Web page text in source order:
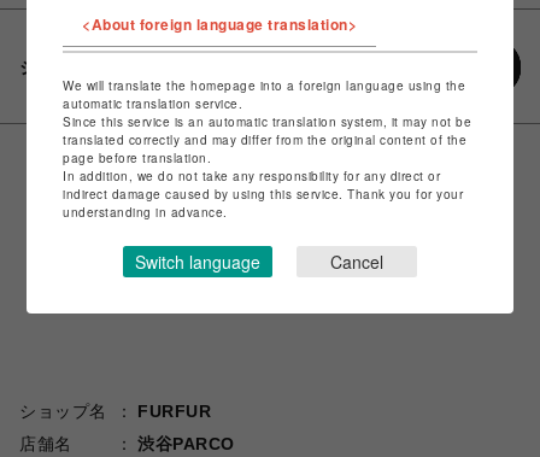
シェアする
ショップ名
FURFUR
店舗名
渋谷PARCO
<About foreign language translation>
We will translate the homepage into a foreign language using the
automatic translation service.
Since this service is an automatic translation system, it may not be
translated correctly and may differ from the original content of the
page before translation.
In addition, we do not take any responsibility for any direct or
indirect damage caused by using this service. Thank you for your
understanding in advance.
Switch language Cancel